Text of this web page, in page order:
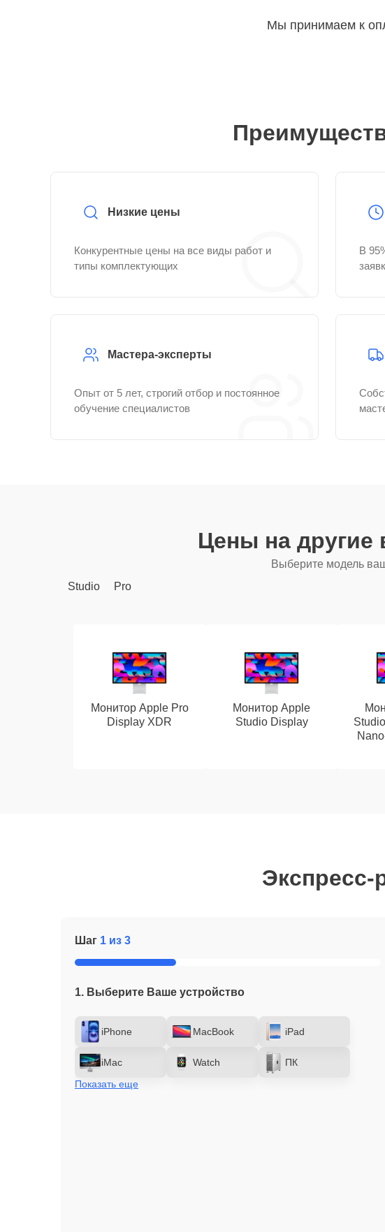
Мы принимаем к
Низкие цены
Конкурентные цены на все виды работ и
типы комплектующих
В
Мастера-эксперты
Опыт от 5 лет, строгий отбор и постоянное
обучение специалистов
Цены на
Выберите модель
Studio
Pro
Монитор Apple Pro
Display XDR
Монитор Apple
Studio Display
Экспресс-
Шаг 1 из 3
1. Выберите Ваше устройство
iPhone MacBook iPad
iMac Watch
ПК
Показать еще